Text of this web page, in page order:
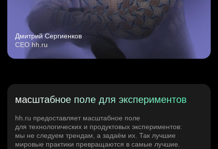
Дмитрий Сергиенков
CEO hh.ru
масштабное поле для экспериментов
hh.ru предоставляет масштабное поле
для технологических и продуктовых экспериментов:
мы не следуем трендам, а задаём их. Так лучшие
мировые практики превращаются в самые лучшие.